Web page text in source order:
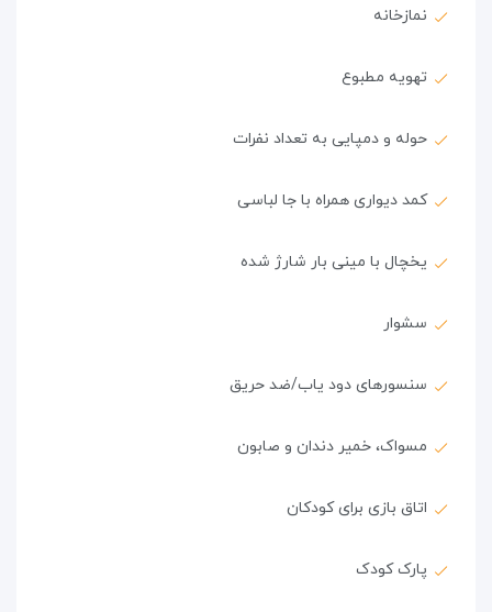
نمازخانه
تهویه مطبوع
حوله و دمپایی به تعداد نفرات
کمد دیواری همراه با جا لباسی
یخچال با مینی بار شارژ شده
سشوار
سنسورهای دود یاب/ضد حریق
مسواک، خمیر دندان و صابون
اتاق بازی برای کودکان
پارک کودک